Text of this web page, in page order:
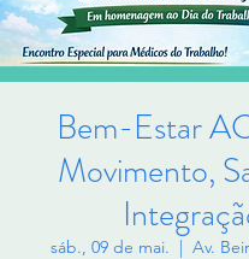
Bem-Estar
Movimento,
sáb., 09 de mai.
  |
Av.